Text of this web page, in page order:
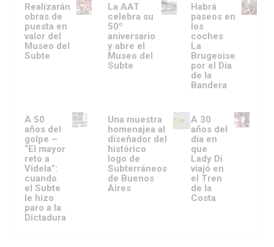
Realizarán
obras de
puesta en
valor del
Museo del
Subte
La AAT
celebra su
50º
aniversario
y abre el
Museo del
Subte
Habrá
paseos en
los
coches
La
Brugeoise
por el Día
de la
Bandera
A 50
años del
golpe –
“El mayor
reto a
Videla”:
cuando
el Subte
le hizo
paro a la
Dictadura
Una muestra
homenajea al
diseñador del
histórico
logo de
Subterráneos
de Buenos
Aires
A 30
años del
día en
que
Lady Di
viajó en
el Tren
de la
Costa